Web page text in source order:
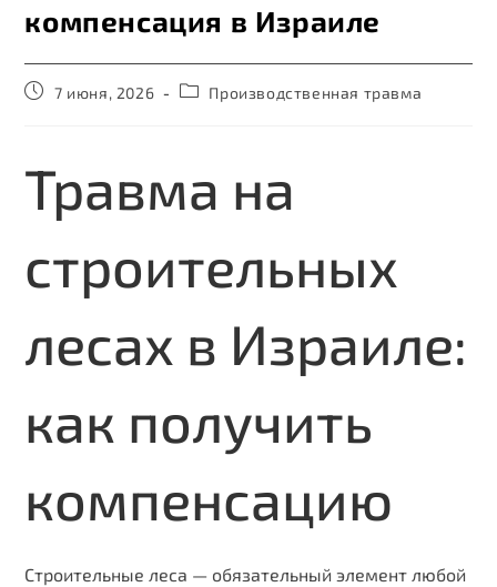
компенсация в Израиле
7 июня, 2026 Производственная травма
Травма на
строительных
лесах в Израиле:
как получить
компенсацию
Строительные леса — обязательный элемент любой